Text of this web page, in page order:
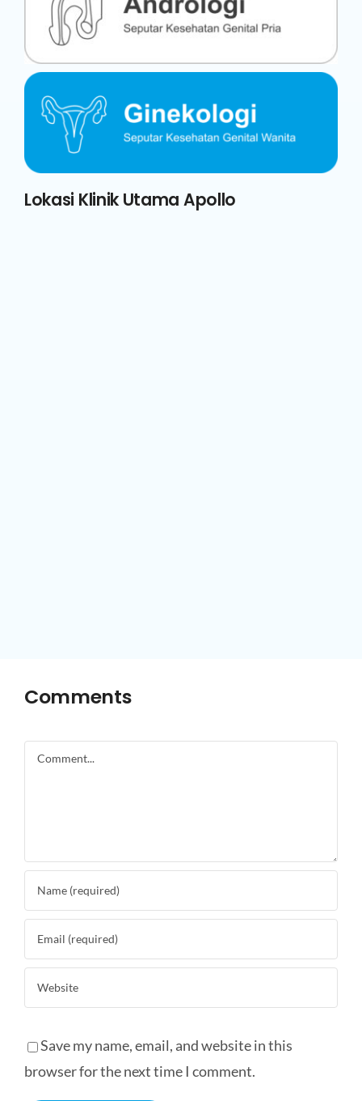
Lokasi Klinik Utama Apollo
Comments
Comment
Save my name, email, and website in this
browser for the next time I comment.